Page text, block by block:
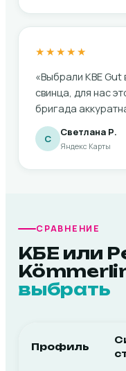
★★★★★
«Выбрали KBE
свинца, для нас
бригада
С
Светлана Р.
Яндекс Карты
СРАВНЕНИЕ
КБЕ или
выбрать
Профиль